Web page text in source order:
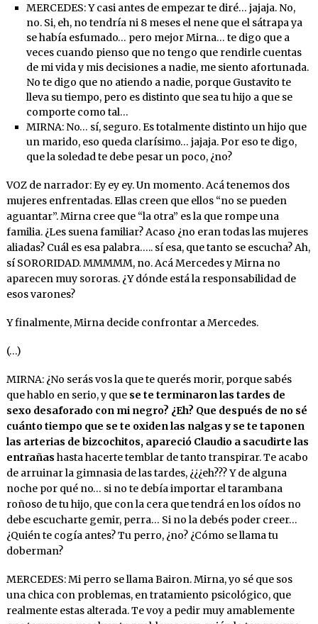
MERCEDES: Y casi antes de empezar te diré… jajaja. No,
no. Si, eh, no tendría ni 8 meses el nene que el sátrapa ya
se había esfumado… pero mejor Mirna… te digo que a
veces cuando pienso que no tengo que rendirle cuentas
de mi vida y mis decisiones a nadie, me siento afortunada.
No te digo que no atiendo a nadie, porque Gustavito te
lleva su tiempo, pero es distinto que sea tu hijo a que se
comporte como tal…
MIRNA: No… sí, seguro. Es totalmente distinto un hijo que
un marido, eso queda clarísimo… jajaja. Por eso te digo,
que la soledad te debe pesar un poco, ¿no?
VOZ de narrador: Ey ey ey. Un momento. Acá tenemos dos
mujeres enfrentadas. Ellas creen que ellos “no se pueden
aguantar”. Mirna cree que “la otra” es la que rompe una
familia. ¿Les suena familiar? Acaso ¿no eran todas las mujeres
aliadas? Cuál es esa palabra….. sí esa, que tanto se escucha? Ah,
sí SORORIDAD. MMMMM, no. Acá Mercedes y Mirna no
aparecen muy sororas. ¿Y dónde está la responsabilidad de
esos varones?
Y finalmente, Mirna decide confrontar a Mercedes.
(…)
MIRNA: ¿No serás vos la que te querés morir, porque sabés
que hablo en serio, y que se te terminaron las tardes de
sexo desaforado con mi negro? ¿Eh? Que después de no sé
cuánto tiempo que se te oxiden las nalgas y se te taponen
las arterias de bizcochitos, apareció Claudio a sacudirte las
entrañas hasta hacerte temblar de tanto transpirar. Te acabo
de arruinar la gimnasia de las tardes, ¿¿¿eh??? Y de alguna
noche por qué no… si no te debía importar el tarambana
roñoso de tu hijo, que con la cera que tendrá en los oídos no
debe escucharte gemir, perra… Si no la debés poder creer…
¿Quién te cogía antes? Tu perro, ¿no? ¿Cómo se llama tu
doberman?
MERCEDES: Mi perro se llama Bairon. Mirna, yo sé que sos
una chica con problemas, en tratamiento psicológico, que
realmente estas alterada. Te voy a pedir muy amablemente